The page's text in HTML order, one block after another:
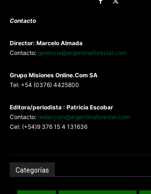
Contacto
Director: Marcelo Almada
Contacto: gerencia@argentinaforestal.com
Grupo Misiones Online.Com SA
Tel: +54 (0376) 4425800
Editora/periodista : Patricia Escobar
Contacto: redaccion@argentinaforestal.com
Cel: (+54)9 376 15 4 131636
Categorías